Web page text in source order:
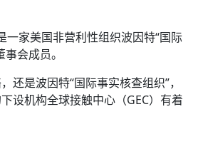
一家美国非营利性组织波因特“国际
会成员。
还是波因特“国际事实核查组织”，
设机构全球接触中心（GEC）有着